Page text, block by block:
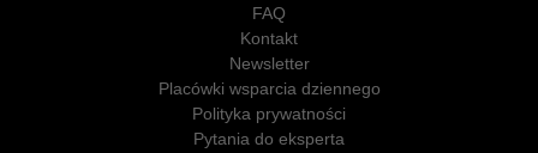
FAQ
Kontakt
Newsletter
Placówki wsparcia dziennego
Polityka prywatności
Pytania do eksperta